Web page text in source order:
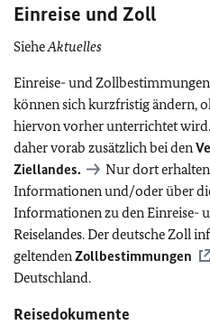
Einreise und Zoll
SieheAktuelles
Einreise- und
können sich kurzfristig ändern,
hiervon vorher unterrichtet
daher vorab zusätzlich bei den
Ziellandes.
Nur dort
Informationen und/oder über
Informationen zu den Einreise-
Reiselandes. Der deutsche Zoll
geltendenZollbestimmungen
Deutschland.
Reisedokumente